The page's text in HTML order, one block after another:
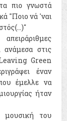
πιο γνωστά
"Ποιο νά 'ναι
ανάμεσα στις
Green
έναν
έμελλε να
ήταν
του